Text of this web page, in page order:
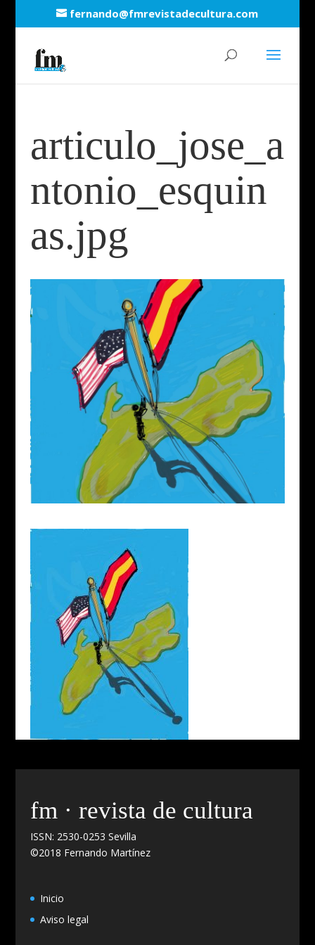
fernando@fmrevistadecultura.com
articulo_jose_a
ntonio_esquin
as.jpg
fm · revista de cultura
ISSN: 2530-0253 Sevilla
©2018 Fernando Martínez
Inicio
Aviso legal